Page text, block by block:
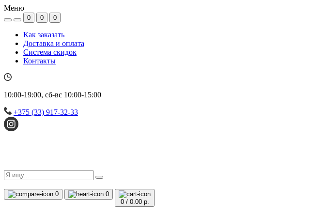
Меню
0 0 0
Как заказать
Доставка и оплата
Система скидок
Контакты
10:00-19:00, сб-вс 10:00-15:00
+375 (33) 917-32-33
0
0
0/ 0.00 р.